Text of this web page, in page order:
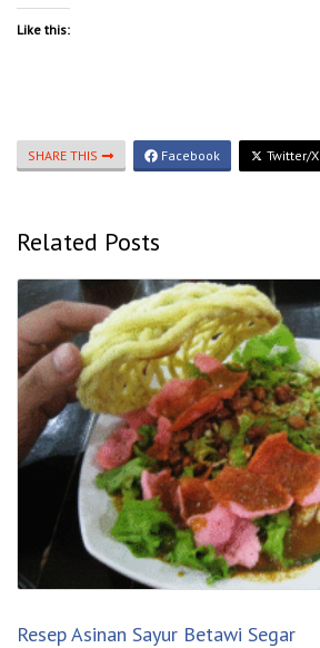
Like this:
SHARE THIS Facebook Twitter/X
Related Posts
Resep Asinan Sayur Betawi Segar